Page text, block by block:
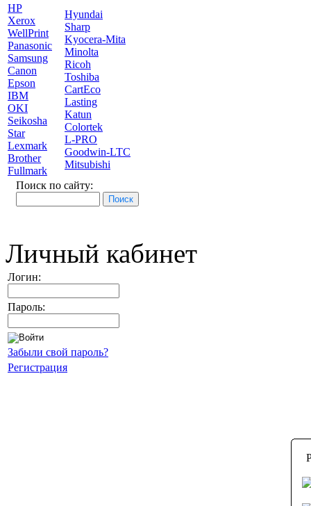
HP
Xerox
WellPrint
Panasonic
Samsung
Canon
Epson
IBM
OKI
Seikosha
Star
Lexmark
Brother
Fullmark
Hyundai
Sharp
Kyocera-Mita
Minolta
Ricoh
Toshiba
CartEco
Lasting
Katun
Colortek
L-PRO
Goodwin-LTC
Mitsubishi
Поиск по сайту:
Личный кабинет
Логин:
Пароль:
Забыли свой пароль?
Регистрация